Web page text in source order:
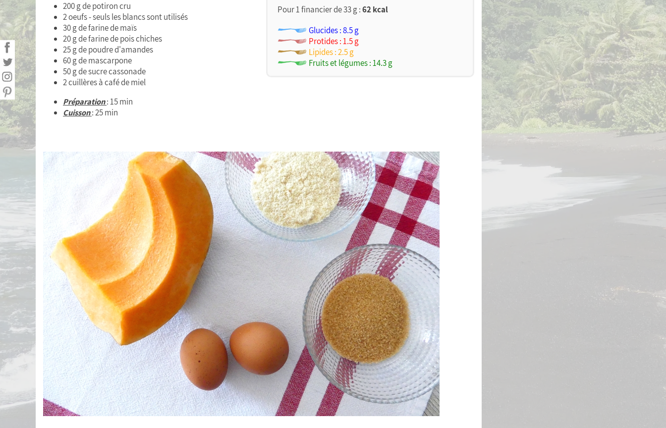
200 g de potiron cru
2 oeufs - seuls les blancs sont utilisés
30 g de farine de maïs
20 g de farine de pois chiches
25 g de poudre d'amandes
60 g de mascarpone
50 g de sucre cassonade
2 cuillères à café de miel
Préparation: 15 min
Cuisson: 25 min
Pour 1 financier de 33 g :62 kcal
Glucides : 8.5 g
Protides : 1.5 g
Lipides : 2.5 g
Fruits et légumes : 14.3 g